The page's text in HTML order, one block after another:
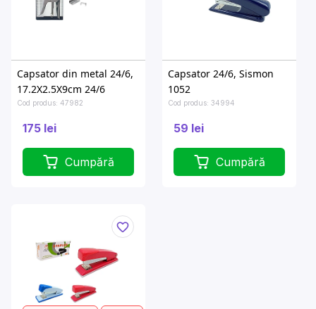
Capsator din metal 24/6,
17.2X2.5X9cm 24/6
Cod produs: 47982
175 lei
Cumpără
Capsator 24/6, Sismon
1052
Cod produs: 34994
59 lei
Cumpără